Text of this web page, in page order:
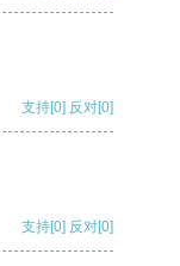
支持[0] 反对[0]
支持[0] 反对[0]